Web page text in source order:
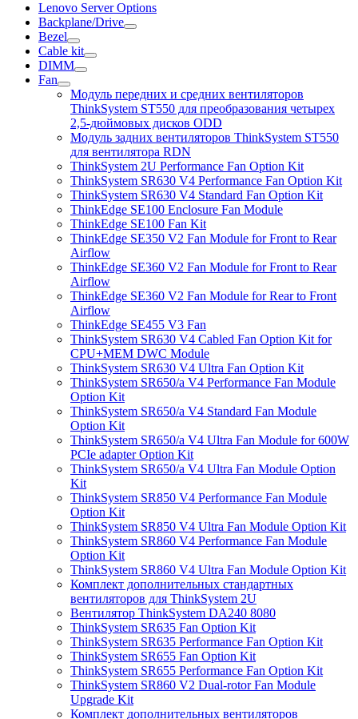
Lenovo Server Options
Backplane/Drive
Bezel
Cable kit
DIMM
Fan
Модуль передних и средних вентиляторов
ThinkSystem ST550 для преобразования четырех
2,5-дюймовых дисков ODD
Модуль задних вентиляторов ThinkSystem ST550
для вентилятора RDN
ThinkSystem 2U Performance Fan Option Kit
ThinkSystem SR630 V4 Performance Fan Option Kit
ThinkSystem SR630 V4 Standard Fan Option Kit
ThinkEdge SE100 Enclosure Fan Module
ThinkEdge SE100 Fan Kit
ThinkEdge SE350 V2 Fan Module for Front to Rear
Airflow
ThinkEdge SE360 V2 Fan Module for Front to Rear
Airflow
ThinkEdge SE360 V2 Fan Module for Rear to Front
Airflow
ThinkEdge SE455 V3 Fan
ThinkSystem SR630 V4 Cabled Fan Option Kit for
CPU+MEM DWC Module
ThinkSystem SR630 V4 Ultra Fan Option Kit
ThinkSystem SR650/a V4 Performance Fan Module
Option Kit
ThinkSystem SR650/a V4 Standard Fan Module
Option Kit
ThinkSystem SR650/a V4 Ultra Fan Module for 600W
PCIe adapter Option Kit
ThinkSystem SR650/a V4 Ultra Fan Module Option
Kit
ThinkSystem SR850 V4 Performance Fan Module
Option Kit
ThinkSystem SR850 V4 Ultra Fan Module Option Kit
ThinkSystem SR860 V4 Performance Fan Module
Option Kit
ThinkSystem SR860 V4 Ultra Fan Module Option Kit
Комплект дополнительных стандартных
вентиляторов для ThinkSystem 2U
Вентилятор ThinkSystem DA240 8080
ThinkSystem SR635 Fan Option Kit
ThinkSystem SR635 Performance Fan Option Kit
ThinkSystem SR655 Fan Option Kit
ThinkSystem SR655 Performance Fan Option Kit
ThinkSystem SR860 V2 Dual-rotor Fan Module
Upgrade Kit
Комплект дополнительных вентиляторов